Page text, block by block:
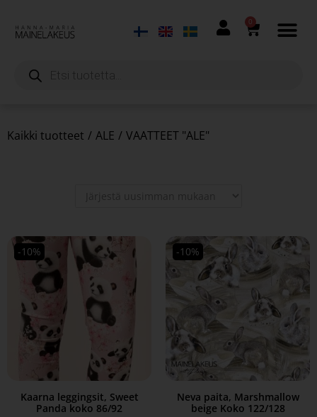
0
Kaikki tuotteet / ALE / VAATTEET "ALE"
-10%
Kaarna leggingsit, Sweet
Panda koko 86/92
-10%
Neva paita, Marshmallow
beige Koko 122/128